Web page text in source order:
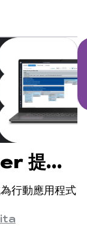
提供
察資料
行動應用程式